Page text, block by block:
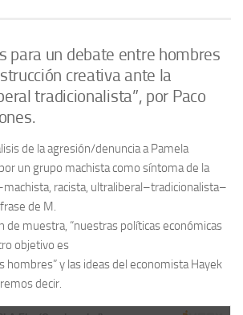
para un debate entre hombres
creativa ante la
tradicionalista”, por Paco
de la agresión/denunciaa Pamela
un grupo machista como síntomade la
machista, racista, ultraliberal–tradicionalista–
de M.
de muestra, “nuestras políticas económicas
objetivo es
hombres”y las ideas del economista Hayek
decir.